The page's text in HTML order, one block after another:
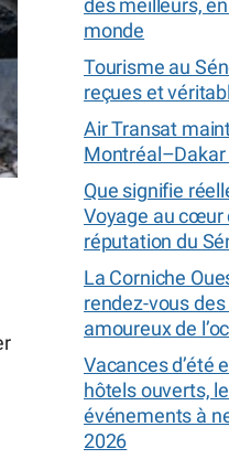
des meilleurs,
monde
Tourisme au
reçues et
Air Transat
Montréal–Dakar
Que signifie
Voyage au cœur
réputation du
La Corniche
rendez-vous
amoureux de
Vacances d’été
hôtels ouverts,
événements à
2026